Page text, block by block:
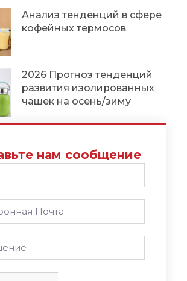
Анализ тенденций в сфере
кофейных термосов
2026 Прогноз тенденций
развития изолированных
чашек на осень/зиму
нам сообщение